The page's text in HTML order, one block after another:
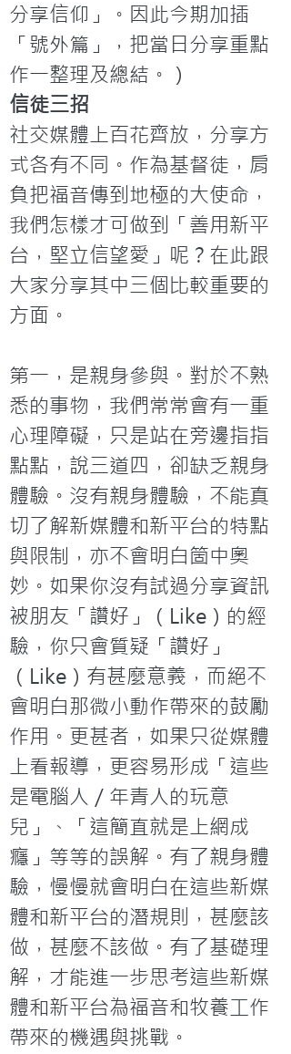
分享信仰」。因此今期加插
「號外篇」，把當日分享重點
作一整理及總結。）
信徒三招
社交媒體上百花齊放，分享方
式各有不同。作為基督徒，肩
負把福音傳到地極的大使命，
我們怎樣才可做到「善用新平
台，堅立信望愛」呢？在此跟
大家分享其中三個比較重要的
方面。
第一，是親身參與。對於不熟
悉的事物，我們常常會有一重
心理障礙，只是站在旁邊指指
點點，說三道四，卻缺乏親身
體驗。沒有親身體驗，不能真
切了解新媒體和新平台的特點
與限制，亦不會明白箇中奧
妙。如果你沒有試過分享資訊
被朋友「讚好」（Like）的經
驗，你只會質疑「讚好」
（Like）有甚麼意義，而絕不
會明白那微小動作帶來的鼓勵
作用。更甚者，如果只從媒體
上看報導，更容易形成「這些
是電腦人／年青人的玩意
兒」、「這簡直就是上網成
癮」等等的誤解。有了親身體
驗，慢慢就會明白在這些新媒
體和新平台的潛規則，甚麼該
做，甚麼不該做。有了基礎理
解，才能進一步思考這些新媒
體和新平台為福音和牧養工作
帶來的機遇與挑戰。